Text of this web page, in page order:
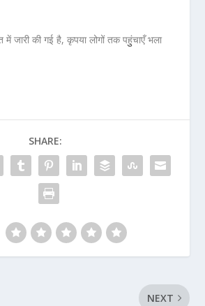
में जारी की गई है, कृपया लोगों तक पहुुंचाएँ भला
SHARE:
NEXT